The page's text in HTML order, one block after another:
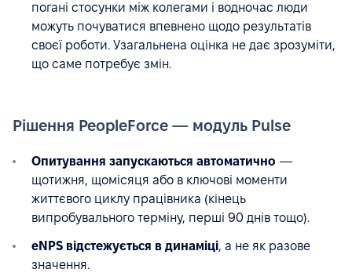
погані стосунки між колегами і водночас люди
можуть почуватися впевнено щодо результатів
своєї роботи. Узагальнена оцінка не дає зрозуміти,
що саме потребує змін.
Рішення PeopleForce — модуль Pulse
Опитування запускаються автоматично —
щотижня, щомісяця або в ключові моменти
життєвого циклу працівника (кінець
випробувального терміну, перші 90 днів тощо).
eNPS відстежується в динаміці, а не як разове
значення.